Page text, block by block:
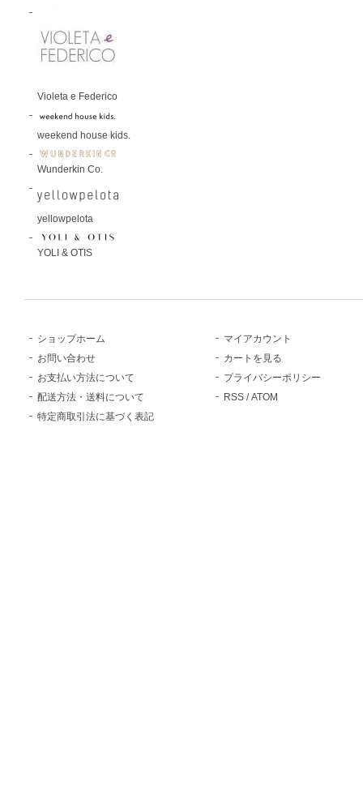
Violeta e Federico
weekend house kids.
Wunderkin Co.
yellowpelota
YOLI & OTIS
ショップホーム
お問い合わせ
お支払い方法について
配送方法・送料について
特定商取引法に基づく表記
マイアカウント
カートを見る
プライバシーポリシー
RSS /ATOM